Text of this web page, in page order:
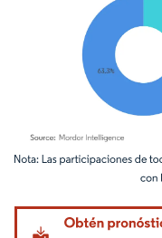
Imagen © Mordor